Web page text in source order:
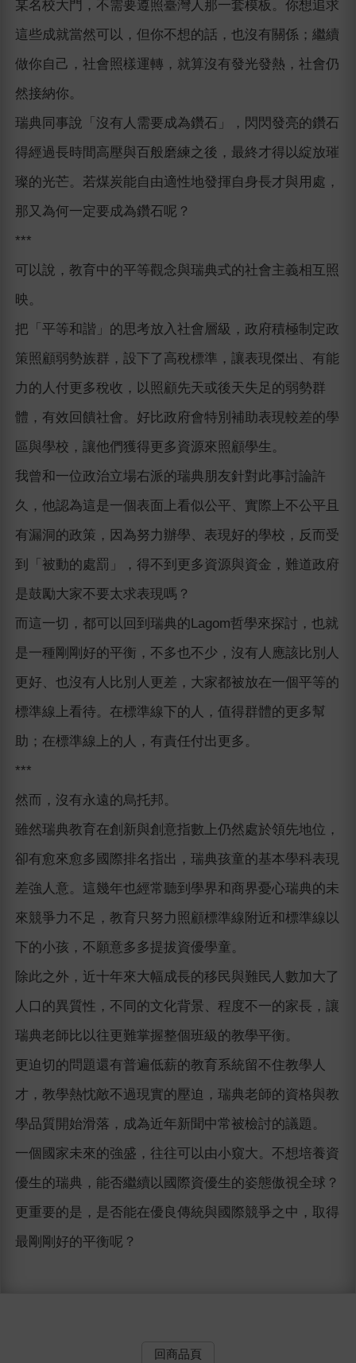
某名校大門，不需要遵照臺灣人那一套模板。你想追求
這些成就當然可以，但你不想的話，也沒有關係；繼續
做你自己，社會照樣運轉，就算沒有發光發熱，社會仍
然接納你。
瑞典同事說「沒有人需要成為鑽石」，閃閃發亮的鑽石
得經過長時間高壓與百般磨練之後，最終才得以綻放璀
璨的光芒。若煤炭能自由適性地發揮自身長才與用處，
那又為何一定要成為鑽石呢？
***
可以說，教育中的平等觀念與瑞典式的社會主義相互照
映。
把「平等和諧」的思考放入社會層級，政府積極制定政
策照顧弱勢族群，設下了高稅標準，讓表現傑出、有能
力的人付更多稅收，以照顧先天或後天失足的弱勢群
體，有效回饋社會。好比政府會特別補助表現較差的學
區與學校，讓他們獲得更多資源來照顧學生。
我曾和一位政治立場右派的瑞典朋友針對此事討論許
久，他認為這是一個表面上看似公平、實際上不公平且
有漏洞的政策，因為努力辦學、表現好的學校，反而受
到「被動的處罰」，得不到更多資源與資金，難道政府
是鼓勵大家不要太求表現嗎？
而這一切，都可以回到瑞典的Lagom哲學來探討，也就
是一種剛剛好的平衡，不多也不少，沒有人應該比別人
更好、也沒有人比別人更差，大家都被放在一個平等的
標準線上看待。在標準線下的人，值得群體的更多幫
助；在標準線上的人，有責任付出更多。
***
然而，沒有永遠的烏托邦。
雖然瑞典教育在創新與創意指數上仍然處於領先地位，
卻有愈來愈多國際排名指出，瑞典孩童的基本學科表現
差強人意。這幾年也經常聽到學界和商界憂心瑞典的未
來競爭力不足，教育只努力照顧標準線附近和標準線以
下的小孩，不願意多多提拔資優學童。
除此之外，近十年來大幅成長的移民與難民人數加大了
人口的異質性，不同的文化背景、程度不一的家長，讓
瑞典老師比以往更難掌握整個班級的教學平衡。
更迫切的問題還有普遍低薪的教育系統留不住教學人
才，教學熱忱敵不過現實的壓迫，瑞典老師的資格與教
學品質開始滑落，成為近年新聞中常被檢討的議題。
一個國家未來的強盛，往往可以由小窺大。不想培養資
優生的瑞典，能否繼續以國際資優生的姿態傲視全球？
更重要的是，是否能在優良傳統與國際競爭之中，取得
最剛剛好的平衡呢？
回商品頁